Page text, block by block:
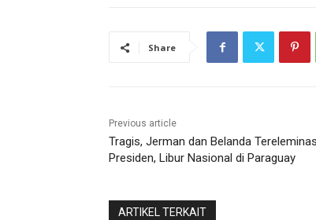
Share
Previous article
Tragis, Jerman dan Belanda
Presiden, Libur Nasional di Paraguay
ARTIKEL TERKAIT